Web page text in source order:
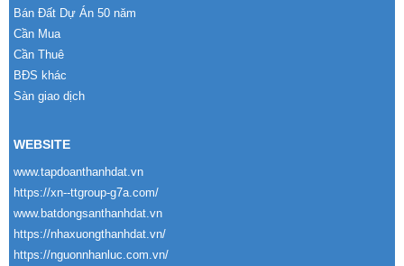
Bán Đất Dự Án 50 năm
Cần Mua
Cần Thuê
BĐS khác
Sàn giao dịch
WEBSITE
www.tapdoanthanhdat.vn
https://xn--ttgroup-g7a.com/
www.batdongsanthanhdat.vn
https://nhaxuongthanhdat.vn/
https://nguonnhanluc.com.vn/